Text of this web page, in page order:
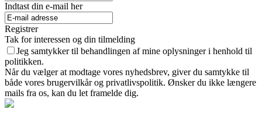
Indtast din e-mail her
Registrer
Tak for interessen og din tilmelding
Jeg samtykker til behandlingen af mine oplysninger i henhold til
politikken.
Når du vælger at modtage vores nyhedsbrev, giver du samtykke til
både vores brugervilkår og privatlivspolitik. Ønsker du ikke længere
mails fra os, kan du let framelde dig.